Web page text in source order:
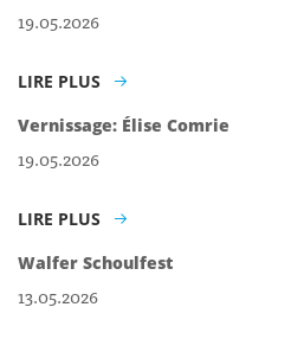
19.05.2026
LIRE PLUS
Vernissage: Élise Comrie
19.05.2026
LIRE PLUS
Walfer Schoulfest
13.05.2026